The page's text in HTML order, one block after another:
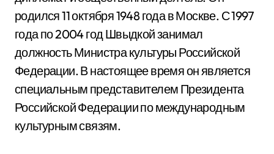
родился 11 октября 1948 года в Москве. С 1997
года по 2004 год Швыдкой занимал
должность Министра культуры Российской
Федерации. В настоящее время он является
специальным представителем Президента
Российской Федерации по международным
культурным связям.